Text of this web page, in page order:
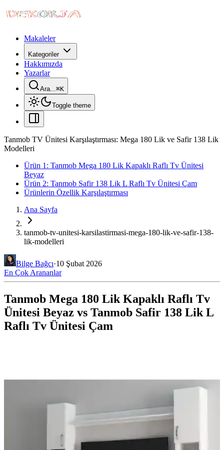
Makaleler
Kategoriler
Hakkımızda
Yazarlar
Ara...⌘K
Toggle theme
Tanmob TV Ünitesi Karşılaştırması: Mega 180 Lik ve Safir 138 Lik
Modelleri
Ürün 1: Tanmob Mega 180 Lik Kapaklı Raflı Tv Ünitesi
Beyaz
Ürün 2: Tanmob Safir 138 Lik L Raflı Tv Ünitesi Çam
Ürünlerin Özellik Karşılaştırması
Ana Sayfa
tanmob-tv-unitesi-karsilastirmasi-mega-180-lik-ve-safir-138-
lik-modelleri
Bilge Bağcı·10 Şubat 2026
En Çok Arananlar
Tanmob Mega 180 Lik Kapaklı Raflı Tv
Ünitesi Beyaz vs Tanmob Safir 138 Lik L
Raflı Tv Ünitesi Çam